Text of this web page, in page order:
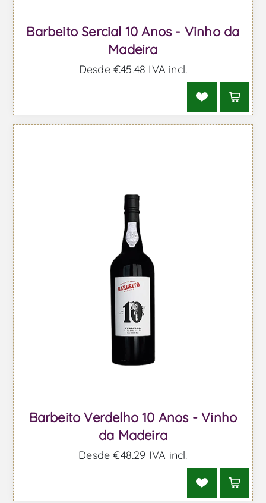
Barbeito Sercial 10 Anos - Vinho da
Madeira
Desde €45,48 IVA incl.
Barbeito Verdelho 10 Anos - Vinho
da Madeira
Desde €48,29 IVA incl.